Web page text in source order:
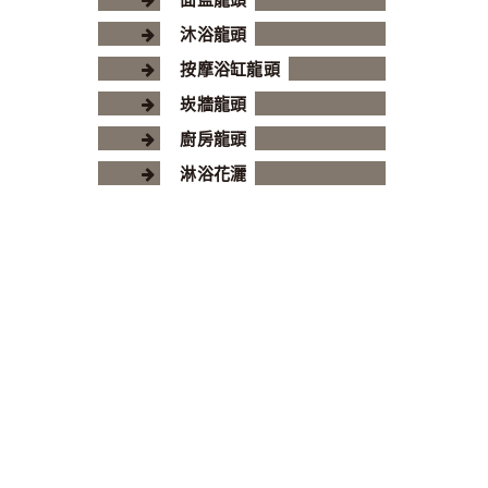
沐浴龍頭
按摩浴缸龍頭
崁牆龍頭
廚房龍頭
淋浴花灑